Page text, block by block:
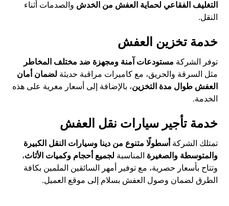
التغليف الفقاعي لحماية العفش من الخدش والصدمات أثناء
النقل.
خدمة تخزين العفش
توفر الشركة مستودعات آمنة ومجهزة ضد مختلف المخاطر
مثل السرقة والحريق، مع كاميرات مراقبة حديثة لضمان أمان
العفش طوال مدة التخزين، بالإضافة إلى أسعار مغرية على هذه
الخدمة.
خدمة تأجير سيارات نقل العفش
تمتلك الشركة أسطولًا متنوع من دينا وسيارات النقل الكبيرة
والمتوسطة والصغيرة المناسبة لجميع أحجام وكميات الأثاث،
وتتاح بأسعار حصرية، مع توفير أمهر السائقين الملمين بكافة
الطرق لضمان وصول العفش بسلام إلى موقع العميل.